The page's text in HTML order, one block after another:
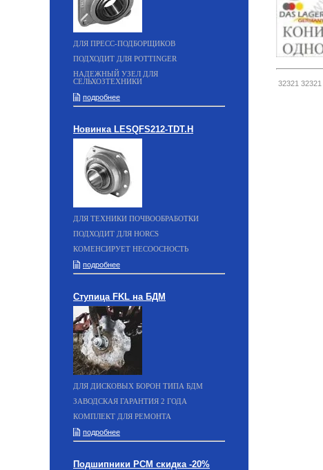
32321 32321
ДЛЯ ПРЕСС-ПОДБОРЩИКОВ
ПОДХОДИТ ДЛЯ POTTINGER
НАДЕЖНЫЙ УЗЕЛ ДЛЯ
СЕЛЬХОЗТЕХНИКИ
подробнее
Новинка LESQFS212-TDT.H
ДЛЯ ТЕХНИКИ ПОЧВООБРАБОТКИ
ПОДХОДИТ ДЛЯ HORCS
КОМЕНСИРУЕТ НЕСООСНОСТЬ
подробнее
Ступица FKL на БДМ
ДЛЯ ДИСКОВЫХ БОРОН ТИПА БДМ
ЗАВОДСКАЯ ГАРАНТИЯ 2 ГОДА
КОМПЛЕКТ ДЛЯ РЕМОНТА
подробнее
Подшипники РСМ скидка -20%